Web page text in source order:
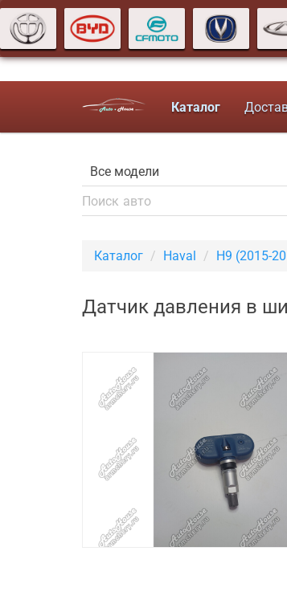
Каталог
Каталог Haval H9 (2015-
Датчик давления в